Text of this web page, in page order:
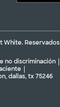
White.
no discriminación
dallas, tx 75246